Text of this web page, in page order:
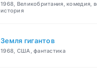
1968, Великобритания, комедия,
история
Земля гигантов
1968, США, фантастика